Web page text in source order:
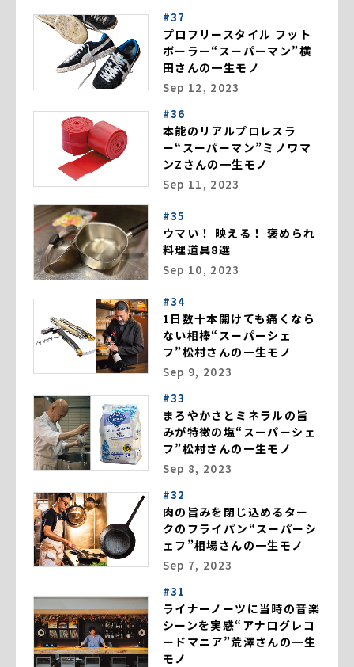
#37
プロフリースタイル フット
ボーラー“スーパーマン”横
田さんの一生モノ
Sep 12, 2023
#36
本能のリアルプロレスラ
ー“スーパーマン”ミノワマ
ンZさんの一生モノ
Sep 11, 2023
#35
ウマい！ 映える！ 褒められ
料理道具8選
Sep 10, 2023
#34
1日数十本開けても痛くなら
ない相棒“スーパーシェ
フ”松村さんの一生モノ
Sep 9, 2023
#33
まろやかさとミネラルの旨
みが特徴の塩“スーパーシェ
フ”松村さんの一生モノ
Sep 8, 2023
#32
肉の旨みを閉じ込めるター
クのフライパン“スーパーシ
ェフ”相場さんの一生モノ
Sep 7, 2023
#31
ライナーノーツに当時の音楽
シーンを実感“アナログレコ
ードマニア”荒澤さんの一生
モノ